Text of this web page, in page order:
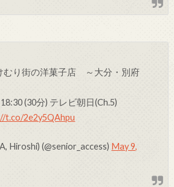
り街の洋菓子店 ～大分・別府
(30分) テレビ朝日(Ch.5)
t.co/2e2y5QAhpu
Hiroshi) (@senior_access) May 9,